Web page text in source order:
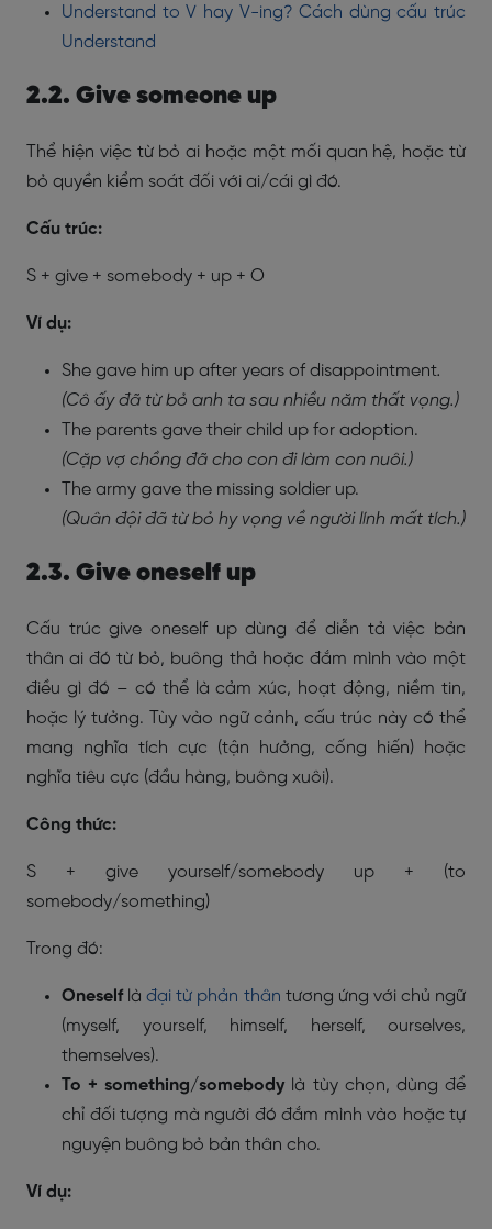
Understand to V hay V-ing? Cách dùng cấu trúc
Understand
2.2. Give someone up
Thể hiện việc từ bỏ ai hoặc một mối quan hệ, hoặc từ
bỏ quyền kiểm soát đối với ai/cái gì đó.
Cấu trúc:
S + give + somebody + up + O
Ví dụ:
She gave him up after years of disappointment.
(Cô ấy đã từ bỏ anh ta sau nhiều năm thất vọng.)
The parents gave their child up for adoption.
(Cặp vợ chồng đã cho con đi làm con nuôi.)
The army gave the missing soldier up.
(Quân đội đã từ bỏ hy vọng về người lính mất tích.)
2.3. Give oneself up
Cấu trúc give oneself up dùng để diễn tả việc bản
thân ai đó từ bỏ, buông thả hoặc đắm mình vào một
điều gì đó – có thể là cảm xúc, hoạt động, niềm tin,
hoặc lý tưởng. Tùy vào ngữ cảnh, cấu trúc này có thể
mang nghĩa tích cực (tận hưởng, cống hiến) hoặc
nghĩa tiêu cực (đầu hàng, buông xuôi).
Công thức:
S + give yourself/somebody up + (to
somebody/something)
Trong đó:
Oneselflàđại từ phản thân tương ứng với chủ ngữ
(myself, yourself, himself, herself, ourselves,
themselves).
To + something/somebody là tùy chọn, dùng để
chỉ đối tượng mà người đó đắm mình vào hoặc tự
nguyện buông bỏ bản thân cho.
Ví dụ: